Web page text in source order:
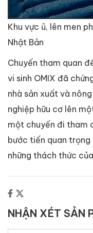
Khu vực ủ, lên men
Nhật Bản
Chuyến tham quan
vi sinh OMIX đã
nhà sản xuất và
nghiệp hữu cơ lên
một chuyến đi tham
bước tiến quan
những thách thức
NHẬN XÉT SẢN